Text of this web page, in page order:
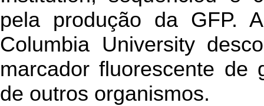
pela produção da GFP.
Columbia University
marcador fluorescente de
de outros organismos.